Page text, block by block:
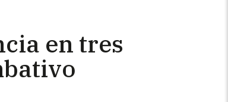
en tres